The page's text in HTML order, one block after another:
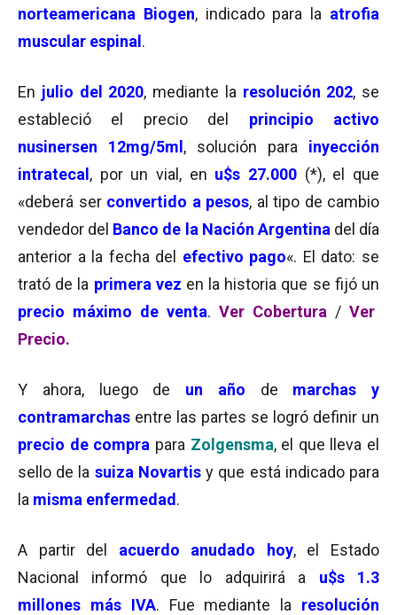
norteamericana Biogen, indicado para la atrofia
muscular espinal .
En julio del 2020, mediante la resolución 202, se
estableció el precio del principio activo
nusinersen 12mg/5ml , solución para inyección
intratecal , por un vial, en u$s 27.000 (*), el que
«deberá ser convertido a pesos, al tipo de cambio
vendedor del Banco de la Nación Argentina del día
anterior a la fecha del efectivo pago«. El dato: se
trató de la primera vez en la historia que se fijó un
precio máximo de venta. Ver Cobertura / Ver
Precio.
Y ahora, luego de un año de marchas y
contramarchas entre las partes se logró definir un
precio de compra para Zolgensma, el que lleva el
sello de la suiza Novartisy que está indicado para
la misma enfermedad .
A partir del acuerdo anudado hoy, el Estado
Nacional informó que lo adquirirá a u$s 1.3
millones más IVA. Fue mediante la resolución